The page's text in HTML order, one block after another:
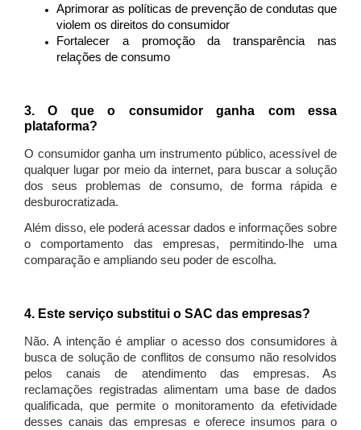
Aprimorar as políticas de prevenção de condutas que
violem os direitos do consumidor
Fortalecer a promoção da transparência nas
relações de consumo
3. O que o consumidor ganha com essa
plataforma?
O consumidor ganha um instrumento público, acessível de
qualquer lugar por meio da internet, para buscar a solução
dos seus problemas de consumo, de forma rápida e
desburocratizada.
Além disso, ele poderá acessar dados e informações sobre
o comportamento das empresas, permitindo-lhe uma
comparação e ampliando seu poder de escolha.
4. Este serviço substitui o SAC das empresas?
Não. A intenção é ampliar o acesso dos consumidores à
busca de solução de conflitos de consumo não resolvidos
pelos canais de atendimento das empresas. As
reclamações registradas alimentam uma base de dados
qualificada, que permite o monitoramento da efetividade
desses canais das empresas e oferece insumos para o